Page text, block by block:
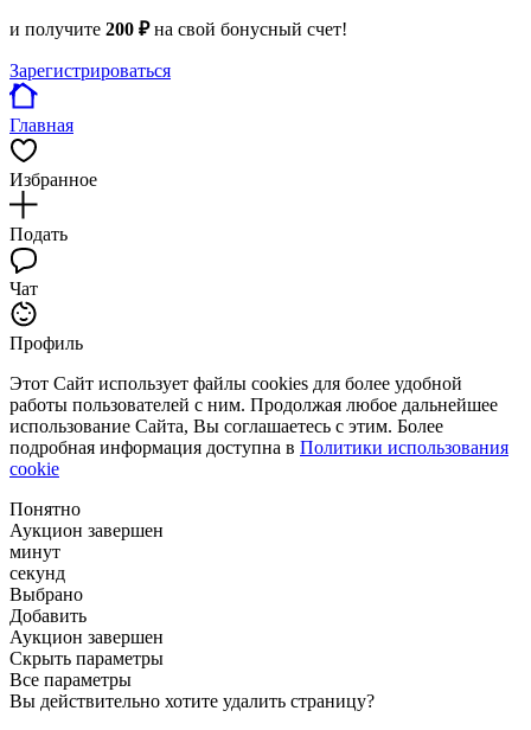
и получите 200 ₽на свой бонусный счет!
Зарегистрироваться
Главная
Избранное
Подать
Чат
Профиль
Этот Сайт использует файлы cookies для более удобной
работы пользователей с ним. Продолжая любое дальнейшее
использование Сайта, Вы соглашаетесь с этим. Более
подробная информация доступна в Политики использования
cookie
Понятно
Аукцион завершен
минут
секунд
Выбрано
Добавить
Аукцион завершен
Скрыть параметры
Все параметры
Вы действительно хотите удалить страницу?